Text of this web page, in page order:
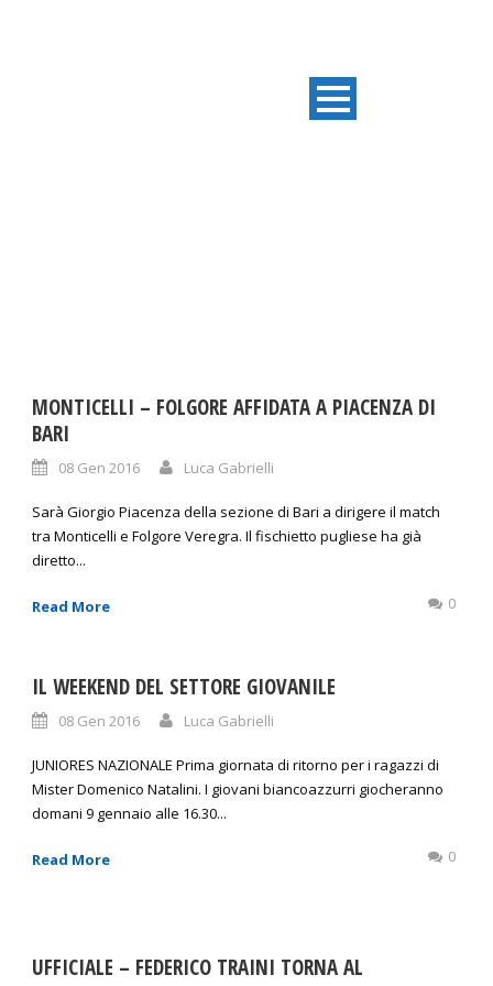
MONTICELLI – FOLGORE AFFIDATA A PIACENZA DI
BARI
08 Gen 2016 Luca Gabrielli
Sarà Giorgio Piacenza della sezione di Bari a dirigere il match
tra Monticelli e Folgore Veregra. Il fischietto pugliese ha già
diretto...
Read More 0
IL WEEKEND DEL SETTORE GIOVANILE
08 Gen 2016 Luca Gabrielli
JUNIORES NAZIONALE Prima giornata di ritorno per i ragazzi di
Mister Domenico Natalini. I giovani biancoazzurri giocheranno
domani 9 gennaio alle 16.30...
Read More 0
UFFICIALE – FEDERICO TRAINI TORNA AL